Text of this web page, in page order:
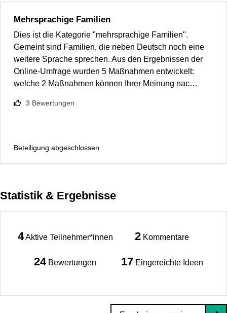
Mehrsprachige Familien
Dies ist die Kategorie "mehrsprachige Familien".
Gemeint sind Familien, die neben Deutsch noch eine
weitere Sprache sprechen. Aus den Ergebnissen der
Online-Umfrage wurden 5 Maßnahmen entwickelt:
welche 2 Maßnahmen können Ihrer Meinung nac…
3 Bewertungen
Beteiligung abgeschlossen
Statistik & Ergebnisse
4 Aktive Teilnehmer*innen 2 Kommentare
24 Bewertungen 17 Eingereichte Ideen